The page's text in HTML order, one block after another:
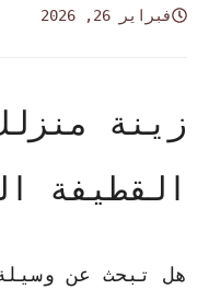
فبراير 26, 2026
زينة
القطيفة
هل تبحث عن